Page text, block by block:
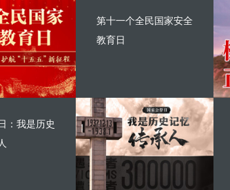
第十一个全民国家安全
教育日
：我是历史